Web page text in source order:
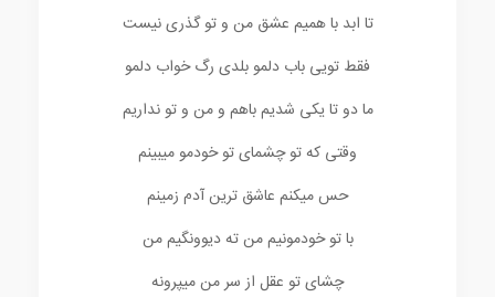
تا ابد با همیم عشق من و تو گذری نیست
فقط تویی باب دلمو بلدی رگ خواب دلمو
ما دو تا یکی شدیم باهم و من و تو نداریم
وقتی که تو چشمای تو خودمو میبینم
حس میکنم عاشق ترین آدم زمینم
با تو خودمونیم من ته دیوونگیم من
چشای تو عقل از سر من میپرونه